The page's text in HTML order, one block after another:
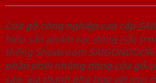
Cửa gỗ công nghiệp cao cấp
hiệu sản phẩm các dòng cửa
thống Showroom
phân phối những dòng cửa gỗ
cao, giá thành phù hợp với mọi